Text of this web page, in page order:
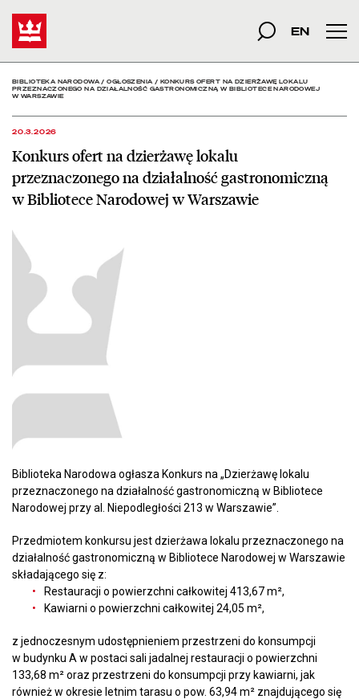
Konkurs ofert na szukana fraza
Szukaj
EN
BIBLIOTEKA NARODOWA/OGŁOSZENIA / KONKURS OFERT NA DZIERŻAWĘ LOKALU
PRZEZNACZONEGO NA DZIAŁALNOŚĆ GASTRONOMICZNĄ W BIBLIOTECE NARODOWEJ
W WARSZAWIE
20.3.2026
Konkurs ofert na dzierżawę lokalu
przeznaczonego na działalność gastronomiczną
w Bibliotece Narodowej w Warszawie
Biblioteka Narodowa ogłasza Konkurs na „Dzierżawę lokalu
przeznaczonego na działalność gastronomiczną w Bibliotece
Narodowej przy al. Niepodległości 213 w Warszawie”.
Przedmiotem konkursu jest dzierżawa lokalu przeznaczonego na
działalność gastronomiczną w Bibliotece Narodowej w Warszawie
składającego się z:
Restauracji o powierzchni całkowitej 413,67 m²,
Kawiarni o powierzchni całkowitej 24,05 m²,
z jednoczesnym udostępnieniem przestrzeni do konsumpcji
w budynku A w postaci sali jadalnej restauracji o powierzchni
133,68 m² oraz przestrzeni do konsumpcji przy kawiarni, jak
również w okresie letnim tarasu o pow. 63,94 m² znajdującego się